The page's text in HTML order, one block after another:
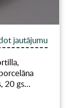
jautājumu
20 gs…